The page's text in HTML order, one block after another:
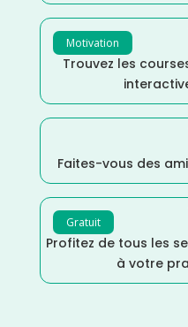
Motivation
Trouvez les
Faites-vous des
Gratuit
Profitez de tous les
à votre